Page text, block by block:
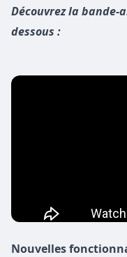
Découvrez la bande-
dessous :
Nouvelles